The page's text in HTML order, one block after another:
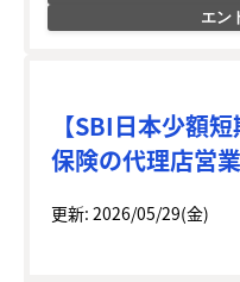
エン
【SBI日本少額
保険の代理店営
更新: 2026/05/29(金)